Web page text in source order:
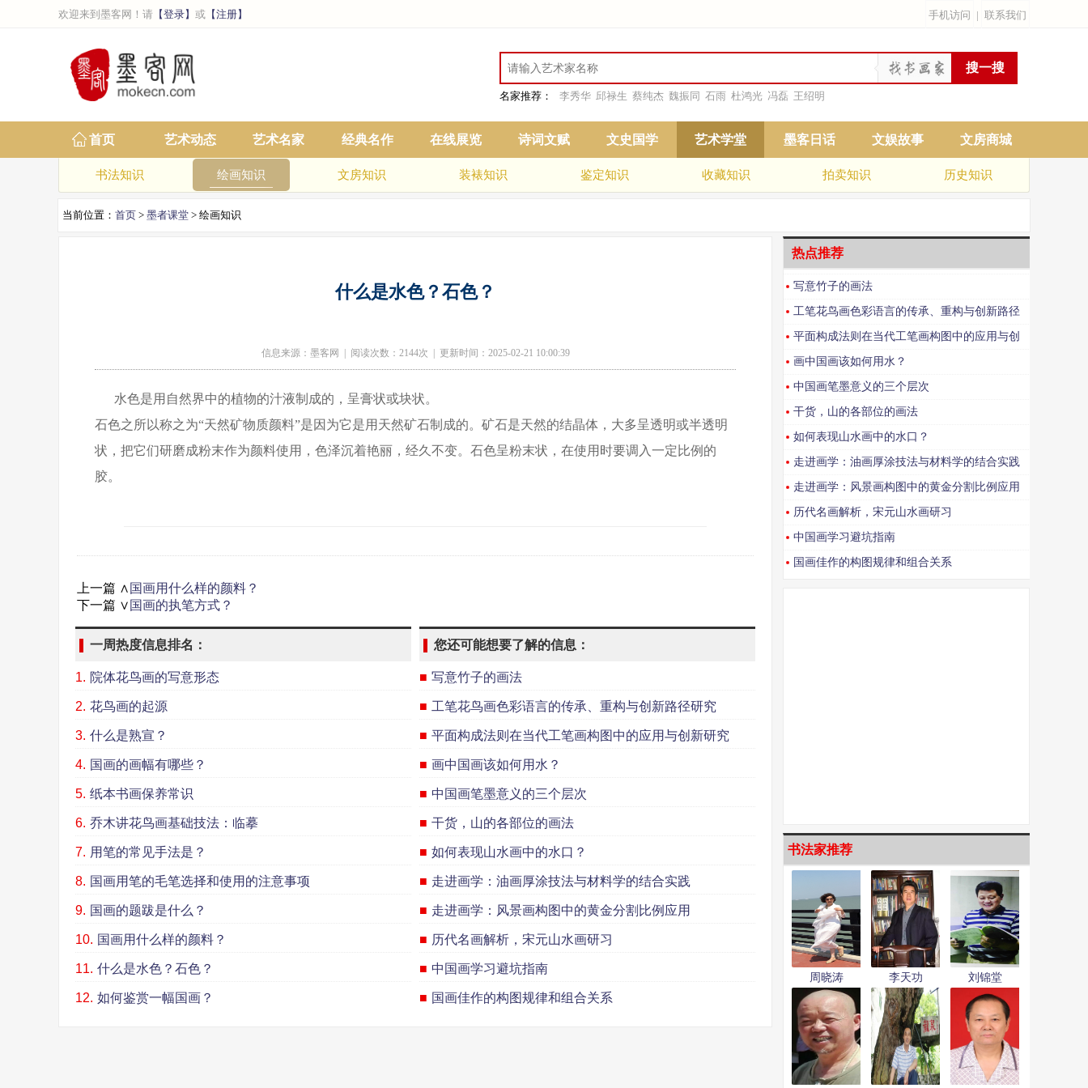
欢迎来到墨客网！请 【登录】 或 【注册】 手机访问 | 联系我们
名家推荐： 李秀华 邱禄生 蔡纯杰 魏振同 石雨 杜鸿光 冯磊 王绍明
首页 艺术动态 艺术名家 经典名作 在线展览 诗词文赋 文史国学 艺术学堂 墨客日话 文娱故事 文房商城
书法知识 绘画知识 文房知识 装裱知识 鉴定知识 收藏知识 拍卖知识 历史知识
当前位置： 首页 > 墨者课堂 > 绘画知识
什么是水色？石色？
信息来源：墨客网 | 阅读次数：2144次 | 更新时间：2025-02-21 10:00:39
水色是用自然界中的植物的汁液制成的，呈膏状或块状。
石色之所以称之为“天然矿物质颜料”是因为它是用天然矿石制成的。矿石是天然的结晶体，大多呈透明或半透明
状，把它们研磨成粉末作为颜料使用，色泽沉着艳丽，经久不变。石色呈粉末状，在使用时要调入一定比例的
胶。
上一篇 ∧ 国画用什么样的颜料？
下一篇 ∨ 国画的执笔方式？
一周热度信息排名：
1. 院体花鸟画的写意形态
2. 花鸟画的起源
3. 什么是熟宣？
4. 国画的画幅有哪些？
5. 纸本书画保养常识
6. 乔木讲花鸟画基础技法：临摹
7. 用笔的常见手法是？
8. 国画用笔的毛笔选择和使用的注意事项
9. 国画的题跋是什么？
10. 国画用什么样的颜料？
11. 什么是水色？石色？
12. 如何鉴赏一幅国画？
您还可能想要了解的信息：
■ 写意竹子的画法
■ 工笔花鸟画色彩语言的传承、重构与创新路径研究
■ 平面构成法则在当代工笔画构图中的应用与创新研究
■ 画中国画该如何用水？
■ 中国画笔墨意义的三个层次
■ 干货，山的各部位的画法
■ 如何表现山水画中的水口？
■ 走进画学：油画厚涂技法与材料学的结合实践
■ 走进画学：风景画构图中的黄金分割比例应用
■ 历代名画解析，宋元山水画研习
■ 中国画学习避坑指南
■ 国画佳作的构图规律和组合关系
热点推荐
写意竹子的画法
工笔花鸟画色彩语言的传承、重构与创新路径
研究
平面构成法则在当代工笔画构图中的应用与创
新研究
画中国画该如何用水？
中国画笔墨意义的三个层次
干货，山的各部位的画法
如何表现山水画中的水口？
走进画学：油画厚涂技法与材料学的结合实践
走进画学：风景画构图中的黄金分割比例应用
历代名画解析，宋元山水画研习
中国画学习避坑指南
国画佳作的构图规律和组合关系
书法家推荐
周晓涛 李天功 刘锦堂